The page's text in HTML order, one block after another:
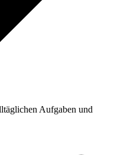
Aufgaben und